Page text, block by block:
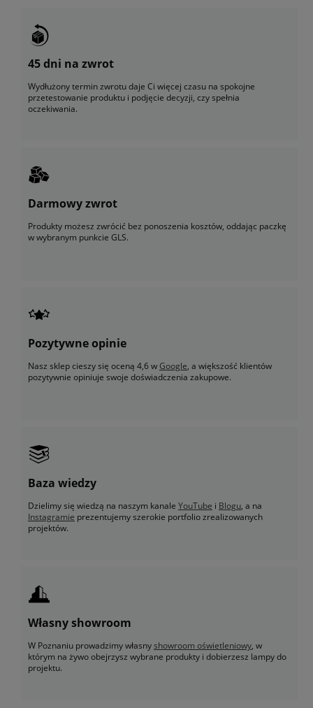
45 dni na zwrot
Wydłużony termin zwrotu daje Ci więcej czasu na spokojne
przetestowanie produktu i podjęcie decyzji, czy spełnia
oczekiwania.
Darmowy zwrot
Produkty możesz zwrócić bez ponoszenia kosztów, oddając paczkę
w wybranym punkcie GLS.
Pozytywne opinie
Nasz sklep cieszy się oceną 4,6 wGoogle, a większość klientów
pozytywnie opiniuje swoje doświadczenia zakupowe.
Baza wiedzy
Dzielimy się wiedzą na naszym kanale YouTube i Blogu, a na
Instagramie prezentujemy szerokie portfolio zrealizowanych
projektów.
Własny showroom
W Poznaniu prowadzimy własnyshowroom oświetleniowy, w
którym na żywo obejrzysz wybrane produkty i dobierzesz lampy do
projektu.